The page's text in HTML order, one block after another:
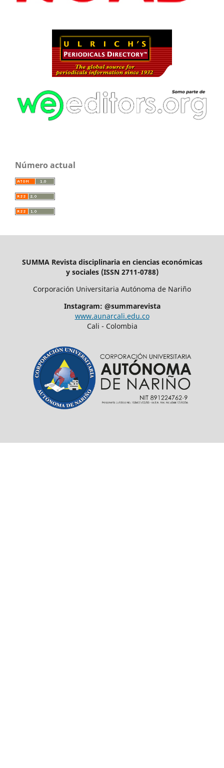
Número actual
SUMMA Revista disciplinaria en ciencias económicas
y sociales (ISSN 2711-0788)
Corporación Universitaria Autónoma de Nariño
Instagram: @summarevista
www.aunarcali.edu.co
Cali - Colombia